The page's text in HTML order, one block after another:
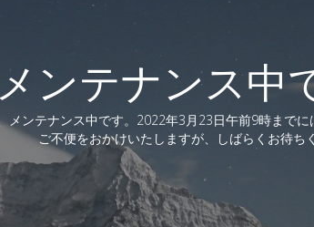
ンテナンス中
メンテナンス中です。2022年3月23日午前9時までに
ご不便をおかけいたしますが、しばらくお待ち